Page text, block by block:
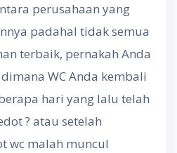
perusahaan yang
padahal tidak semua
terbaik, pernakah Anda
WC Anda kembali
hari yang lalu telah
? atau setelah
wc malah muncul